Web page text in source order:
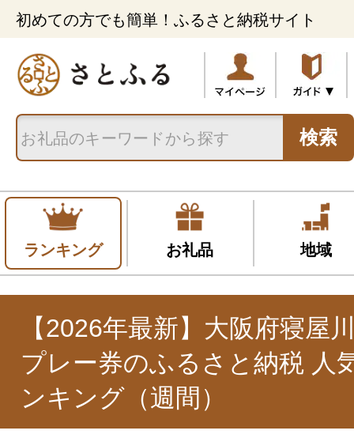
初めての方でも簡単！ふるさと納税サイト
検索
ランキング お礼品 地域
【2026年最新】大阪府寝屋
プレー券のふるさと納税 人
ンキング（週間）